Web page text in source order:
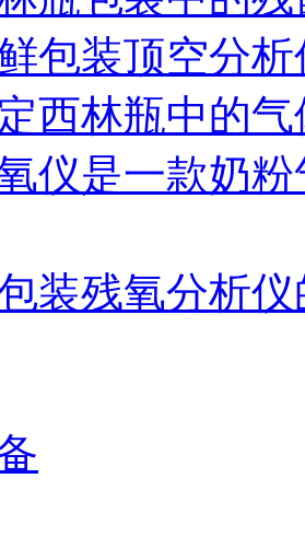
包装顶空分
西林瓶中的
仪是一款奶
装残氧分析